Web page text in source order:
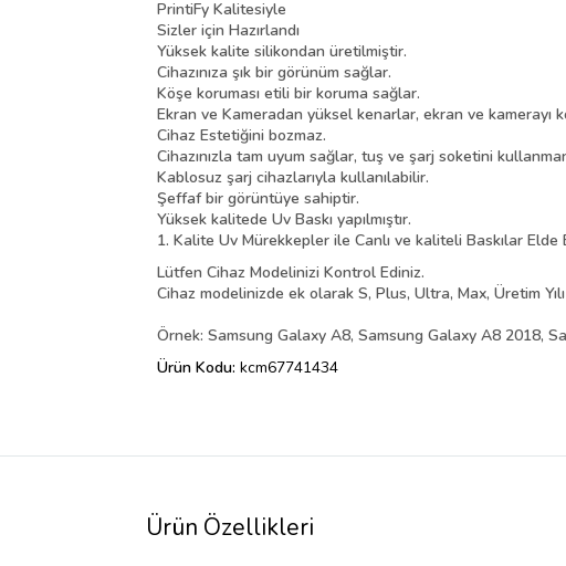
PrintiFy Kalitesiyle
Sizler için Hazırlandı
Yüksek kalite silikondan üretilmiştir.
Cihazınıza şık bir görünüm sağlar.
Köşe koruması etili bir koruma sağlar.
Ekran ve Kameradan yüksel kenarlar, ekran ve kamerayı
Cihaz Estetiğini bozmaz.
Cihazınızla tam uyum sağlar, tuş ve şarj soketini
Kablosuz şarj cihazlarıyla kullanılabilir.
Şeffaf bir görüntüye sahiptir.
Yüksek kalitede Uv Baskı yapılmıştır.
1. Kalite Uv Mürekkepler ile Canlı ve kaliteli Baskılar Elde
Lütfen Cihaz Modelinizi Kontrol Ediniz.
Cihaz modelinizde ek olarak S, Plus, Ultra, Max, Üretim
Örnek: Samsung Galaxy A8, Samsung Galaxy A8 2018,
Ürün Kodu: kcm67741434
Ürün Özellikleri